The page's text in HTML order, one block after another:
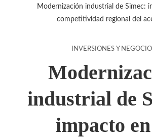
Modernización industrial de Simec:
competitividad regional del
INVERSIONES Y
industrial de
impacto